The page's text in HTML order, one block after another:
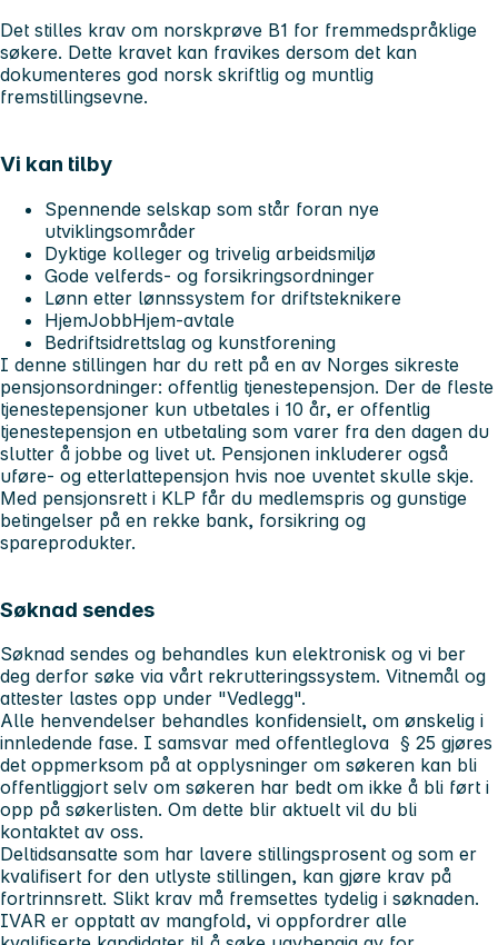
Det stilles krav om norskprøve B1 for fremmedspråklige
søkere. Dette kravet kan fravikes dersom det kan
dokumenteres god norsk skriftlig og muntlig
fremstillingsevne.
Vi kan tilby
Spennende selskap som står foran nye
utviklingsområder
Dyktige kolleger og trivelig arbeidsmiljø
Gode velferds- og forsikringsordninger
Lønn etter lønnssystem for driftsteknikere
HjemJobbHjem-avtale
Bedriftsidrettslag og kunstforening
I denne stillingen har du rett på en av Norges sikreste
pensjonsordninger: offentlig tjenestepensjon. Der de fleste
tjenestepensjoner kun utbetales i 10 år, er offentlig
tjenestepensjon en utbetaling som varer fra den dagen du
slutter å jobbe og livet ut. Pensjonen inkluderer også
uføre- og etterlattepensjon hvis noe uventet skulle skje.
Med pensjonsrett i KLP får du medlemspris og gunstige
betingelser på en rekke bank, forsikring og
spareprodukter.
Søknad sendes
Søknad sendes og behandles kun elektronisk og vi ber
deg derfor søke via vårt rekrutteringssystem. Vitnemål og
attester lastes opp under "Vedlegg".
Alle henvendelser behandles konfidensielt, om ønskelig i
innledende fase. I samsvar med offentleglova § 25 gjøres
det oppmerksom på at opplysninger om søkeren kan bli
offentliggjort selv om søkeren har bedt om ikke å bli ført i
opp på søkerlisten. Om dette blir aktuelt vil du bli
kontaktet av oss.
Deltidsansatte som har lavere stillingsprosent og som er
kvalifisert for den utlyste stillingen, kan gjøre krav på
fortrinnsrett. Slikt krav må fremsettes tydelig i søknaden.
IVAR er opptatt av mangfold, vi oppfordrer alle